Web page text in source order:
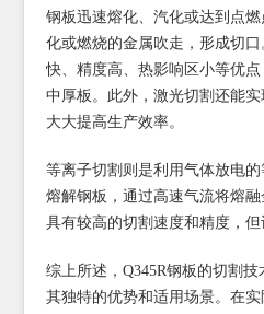
钢板迅速熔化、汽化或达到点
化或燃烧的金属吹走，形成切
快、精度高、热影响区小等优
中厚板。此外，激光切割还能实
大大提高生产效率。
等离子切割则是利用气体放电
熔解钢板，通过高速气流将熔
具有较高的切割速度和精度，但
综上所述，Q345R钢板的切割
其独特的优势和适用场景。在